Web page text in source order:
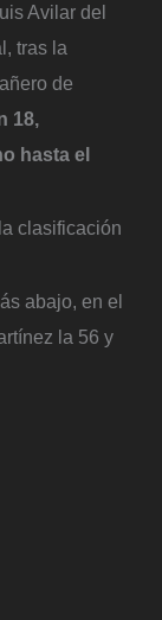
Avilar del
tras la
de
18,
hasta el
clasificación
abajo, en el
la 56 y